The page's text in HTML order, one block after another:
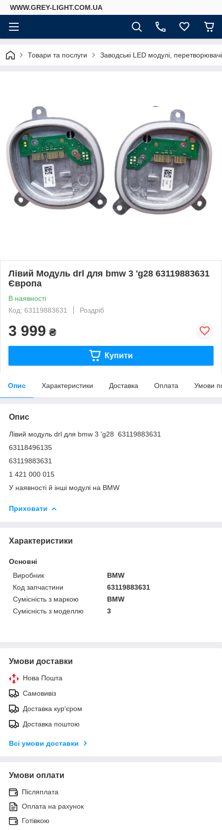
WWW.GREY-LIGHT.COM.UA
Товари та послуги Заводські LED модулі,
Лівий Модуль drl для bmw 3 'g28 63119883631
Європа
В наявності
Код: 63119883631
Роздріб
3 999 ₴
Купити
Опис Характеристики Доставка Оплата Умови
Опис
Лівий модуль drl для bmw 3 'g28 63119883631
63118496135
63119883631
1 421 000 015
У наявності й інші модулі на BMW
Приховати
Характеристики
Основні
Виробник
BMW
Код запчастини
63119883631
Сумісність з маркою
BMW
Сумісність з моделлю
3
Умови доставки
Нова Пошта
Самовивіз
Доставка кур'єром
Доставка поштою
Всі умови доставки
Умови оплати
Післяплата
Оплата на рахунок
Готівкою